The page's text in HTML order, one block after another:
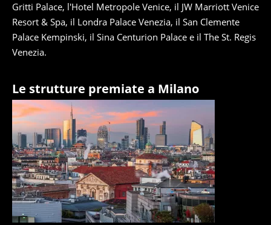
Gritti Palace, l'Hotel Metropole Venice, il JW Marriott Venice
Resort & Spa, il Londra Palace Venezia, il San Clemente
Palace Kempinski, il Sina Centurion Palace e il The St. Regis
Venezia.
Le strutture premiate a Milano